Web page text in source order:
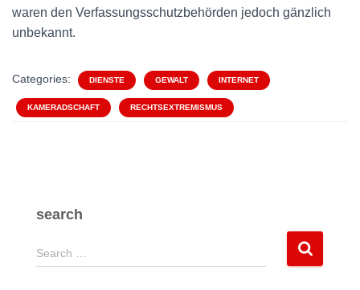
waren den Verfassungsschutzbehörden jedoch gänzlich
unbekannt.
Categories: DIENSTE GEWALT INTERNET
KAMERADSCHAFT RECHTSEXTREMISMUS
search
S
e
Search …